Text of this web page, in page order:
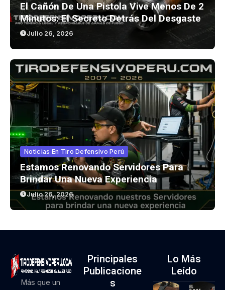
El Cañón De Una Pistola Vive Menos De 2
Minutos: El Secreto Detrás Del Desgaste
Julio 26, 2026
Noticias En Tiro Defensivo Perú
Estamos Renovando Servidores Para
Brindar Una Nueva Experiencia
Julio 26, 2026
Más que un
Principales
Publicacione
S
Lo Más
Leído